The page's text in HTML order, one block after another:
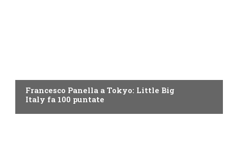
Francesco Panella a Tokyo: Little Big
Italy fa 100 puntate